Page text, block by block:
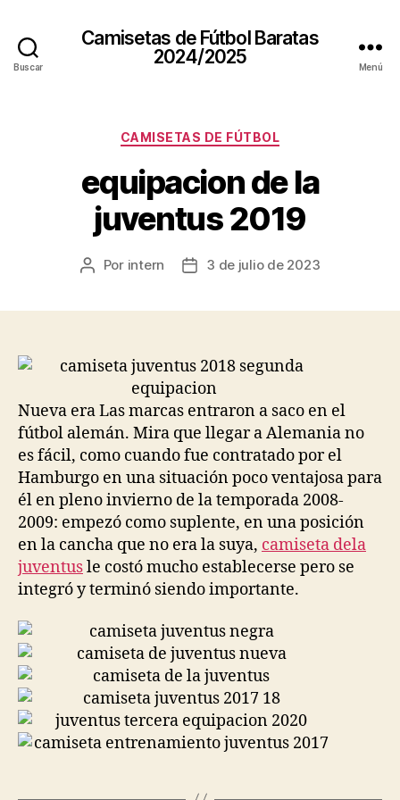
Buscar
Camisetas de Fútbol Baratas
2024/2025
Menú
Categorías
CAMISETAS DE FÚTBOL
equipacion de la
juventus 2019
Autor
Por intern
Fecha3 de julio de 2023
Nueva era Las marcas entraron a saco en el
fútbol alemán. Mira que llegar a Alemania no
es fácil, como cuando fue contratado por el
Hamburgo en una situación poco ventajosa para
él en pleno invierno de la temporada 2008-
2009: empezó como suplente, en una posición
en la cancha que no era la suya, camiseta dela
juventusle costó mucho establecerse pero se
integró y terminó siendo importante.